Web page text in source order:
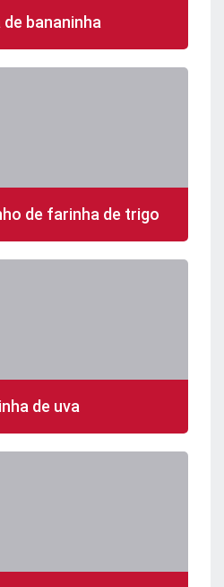
de bananinha
de farinha de trigo
de uva